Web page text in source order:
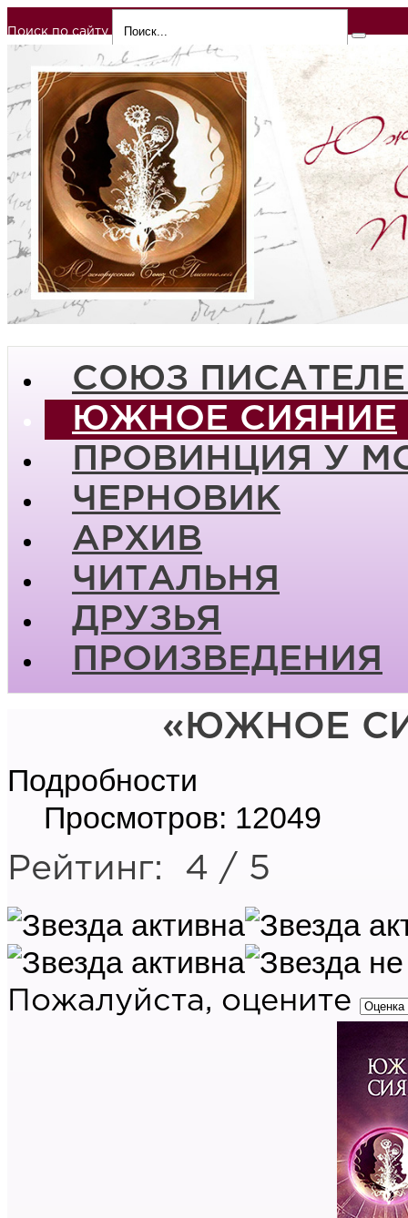
Поиск по сайту
СОЮЗ
ЮЖНОЕ СИЯНИЕ
ПРОВИНЦИЯ У
ЧЕРНОВИК
АРХИВ
ЧИТАЛЬНЯ
ДРУЗЬЯ
ПРОИЗВЕДЕНИЯ
«ЮЖНОЕ
Подробности
Просмотров: 12049
Рейтинг: 4 / 5
Пожалуйста, оцените